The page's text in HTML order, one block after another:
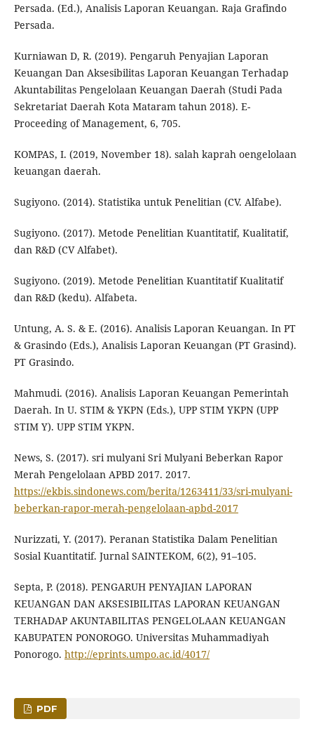
Persada. (Ed.), Analisis Laporan Keuangan. Raja Grafindo
Persada.
Kurniawan D, R. (2019). Pengaruh Penyajian Laporan
Keuangan Dan Aksesibilitas Laporan Keuangan Terhadap
Akuntabilitas Pengelolaan Keuangan Daerah (Studi Pada
Sekretariat Daerah Kota Mataram tahun 2018). E-
Proceeding of Management, 6, 705.
KOMPAS, I. (2019, November 18). salah kaprah oengelolaan
keuangan daerah.
Sugiyono. (2014). Statistika untuk Penelitian (CV. Alfabe).
Sugiyono. (2017). Metode Penelitian Kuantitatif, Kualitatif,
dan R&D (CV Alfabet).
Sugiyono. (2019). Metode Penelitian Kuantitatif Kualitatif
dan R&D (kedu). Alfabeta.
Untung, A. S. & E. (2016). Analisis Laporan Keuangan. In PT
& Grasindo (Eds.), Analisis Laporan Keuangan (PT Grasind).
PT Grasindo.
Mahmudi. (2016). Analisis Laporan Keuangan Pemerintah
Daerah. In U. STIM & YKPN (Eds.), UPP STIM YKPN (UPP
STIM Y). UPP STIM YKPN.
News, S. (2017). sri mulyani Sri Mulyani Beberkan Rapor
Merah Pengelolaan APBD 2017. 2017.
https://ekbis.sindonews.com/berita/1263411/33/sri-mulyani-
beberkan-rapor-merah-pengelolaan-apbd-2017
Nurizzati, Y. (2017). Peranan Statistika Dalam Penelitian
Sosial Kuantitatif. Jurnal SAINTEKOM, 6(2), 91–105.
Septa, P. (2018). PENGARUH PENYAJIAN LAPORAN
KEUANGAN DAN AKSESIBILITAS LAPORAN KEUANGAN
TERHADAP AKUNTABILITAS PENGELOLAAN KEUANGAN
KABUPATEN PONOROGO. Universitas Muhammadiyah
Ponorogo. http://eprints.umpo.ac.id/4017/
PDF